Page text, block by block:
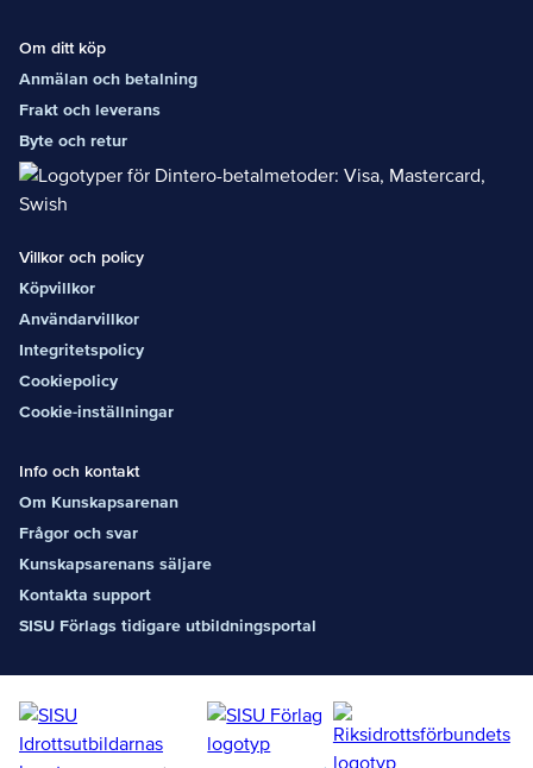
Om ditt köp
Anmälan och betalning
Frakt och leverans
Byte och retur
Villkor och policy
Köpvillkor
Användarvillkor
Integritetspolicy
Cookiepolicy
Cookie-inställningar
Info och kontakt
Om Kunskapsarenan
Frågor och svar
Kunskapsarenans säljare
Kontakta support
SISU Förlags tidigare utbildningsportal